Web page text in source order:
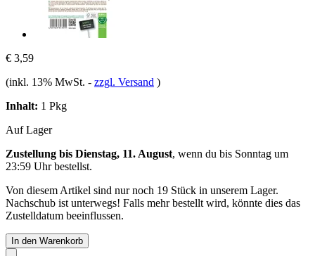
€ 3,59
(inkl. 13% MwSt. - zzgl. Versand )
Inhalt: 1 Pkg
Auf Lager
Zustellung bis Dienstag, 11. August, wenn du bis Sonntag um
23:59 Uhrbestellst.
Von diesem Artikel sind nur noch 19 Stück in unserem Lager.
Nachschub ist unterwegs! Falls mehr bestellt wird, könnte dies das
Zustelldatum beeinflussen.
In den Warenkorb